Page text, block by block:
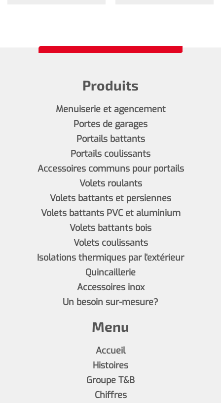
Produits
Menuiserie et agencement
Portes de garages
Portails battants
Portails coulissants
Accessoires communs pour portails
Volets roulants
Volets battants et persiennes
Volets battants PVC et aluminium
Volets battants bois
Volets coulissants
Isolations thermiques par l'extérieur
Quincaillerie
Accessoires inox
Un besoin sur-mesure?
Menu
Accueil
Histoires
Groupe T&B
Chiffres